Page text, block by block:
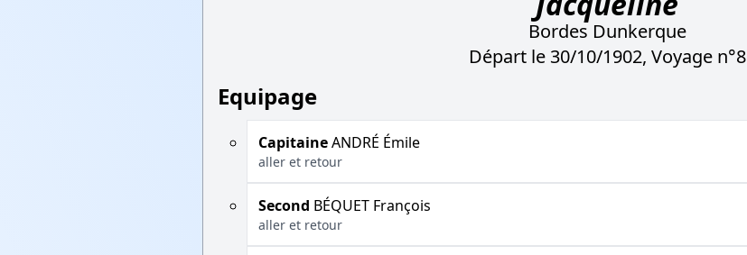
Bordes Dunkerque
Départ le 30/10/1902, Voyage n°8
Equipage
CapitaineANDRÉ Émile
aller et retour
Second BÉQUET François
aller et retour